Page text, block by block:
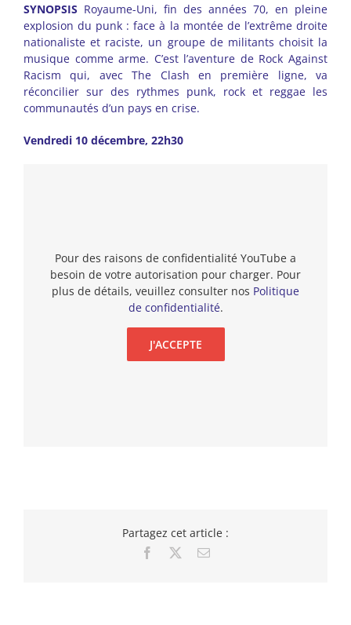
SYNOPSIS Royaume-Uni, fin des années 70, en pleine
explosion du punk : face à la montée de l’extrême droite
nationaliste et raciste, un groupe de militants choisit la
musique comme arme. C’est l’aventure de Rock Against
Racism qui, avec The Clash en première ligne, va
réconcilier sur des rythmes punk, rock et reggae les
communautés d’un pays en crise.
Vendredi 10 décembre, 22h30
Pour des raisons de confidentialité YouTube a
besoin de votre autorisation pour charger. Pour
plus de détails, veuillez consulter nos Politique
de confidentialité.
J'ACCEPTE
Partagez cet article :
Facebook Email